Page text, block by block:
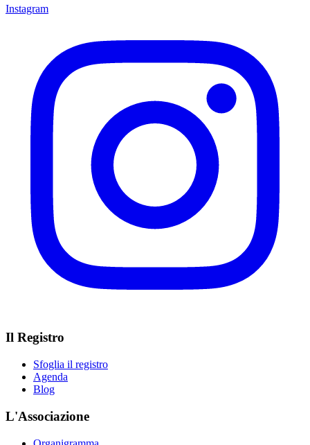
Instagram
Il Registro
Sfoglia il registro
Agenda
Blog
L'Associazione